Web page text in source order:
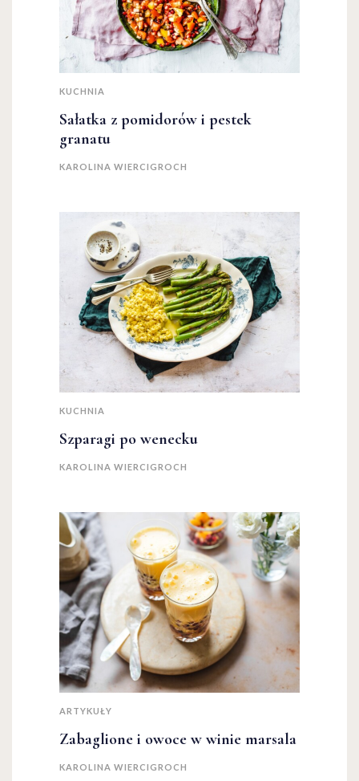
KUCHNIA
Sałatka z pomidorów i pestek
granatu
KAROLINA WIERCIGROCH
KUCHNIA
Szparagi po wenecku
KAROLINA WIERCIGROCH
ARTYKUŁY
Zabaglione i owoce w winie marsala
KAROLINA WIERCIGROCH